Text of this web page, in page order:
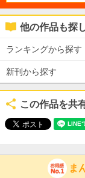
他の作品も探
ランキングから探す
新刊から探す
この作品を共
ま